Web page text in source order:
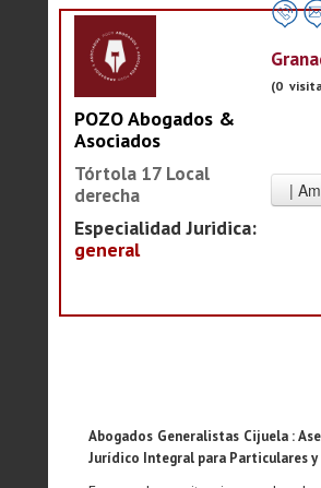
POZO Abogados &
Asociados
Tórtola 17 Local
derecha
Especialidad Juridica:
general
(0
Abogados Generalistas Cijuela :
Jurídico Integral para Particulares y